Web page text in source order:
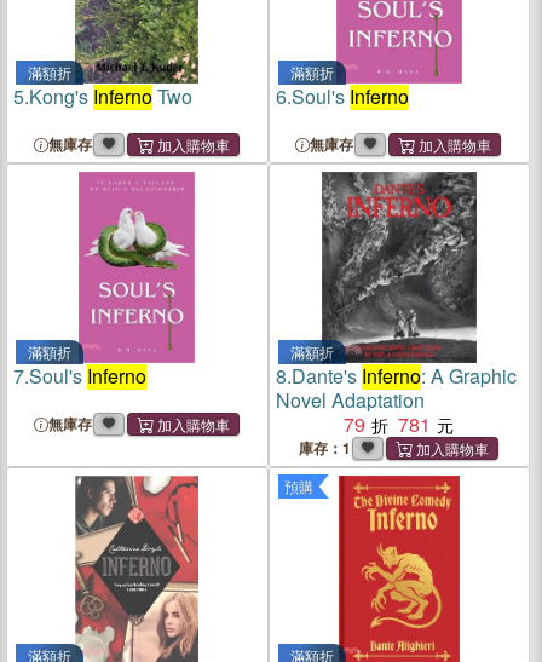
滿額折
5.Kong's InfernoTwo
無庫存
滿額折
6.Soul's Inferno
無庫存
滿額折
7.Soul's Inferno
無庫存
滿額折
8.Dante's Inferno: A Graphic
Novel Adaptation
79
781
庫存：1
滿額折
預購
滿額折